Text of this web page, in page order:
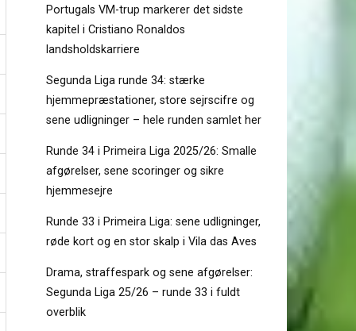
Portugals VM-trup markerer det sidste
kapitel i Cristiano Ronaldos
landsholdskarriere
Segunda Liga runde 34: stærke
hjemmepræstationer, store sejrscifre og
sene udligninger – hele runden samlet her
Runde 34 i Primeira Liga 2025/26: Smalle
afgørelser, sene scoringer og sikre
hjemmesejre
Runde 33 i Primeira Liga: sene udligninger,
røde kort og en stor skalp i Vila das Aves
Drama, straffespark og sene afgørelser:
Segunda Liga 25/26 – runde 33 i fuldt
overblik